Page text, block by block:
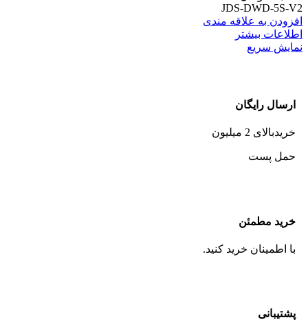
JDS-DWD-5S-V2
افزودن به علاقه مندی
اطلاعات بیشتر
نمایش سریع
ارسال رایگان
خریدبالای 2 میلیون
حمل پست
خرید مطمئن
با اطمینان خرید کنید.
پشتیبانی